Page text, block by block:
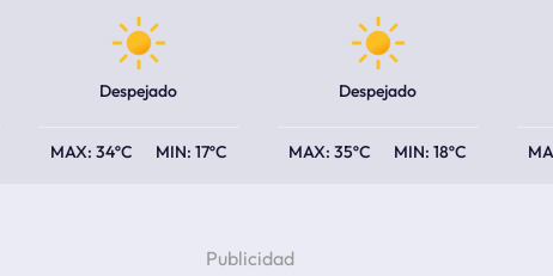
Despejado
34ºC 17ºC
Despejado
35ºC 18ºC